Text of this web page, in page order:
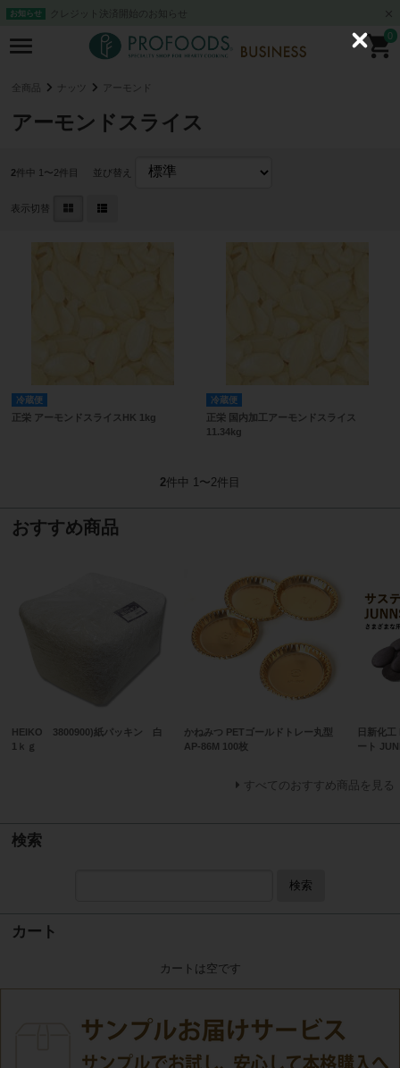
お知らせ クレジット決済開始のお知らせ
0
全商品 ナッツ アーモンド
アーモンドスライス
2件中 1〜2件目 並び替え
表示切替
冷蔵便
正栄 アーモンドスライスHK 1kg
冷蔵便
正栄 国内加工アーモンドスライス
11.34kg
2件中 1〜2件目
おすすめ商品
HEIKO 3800900)紙パッキン 白
1ｋｇ
かねみつ PETゴールドトレー丸型
AP-86M 100枚
日新化
ート
すべてのおすすめ商品を見る
検索
検索
カート
カートは空です
C